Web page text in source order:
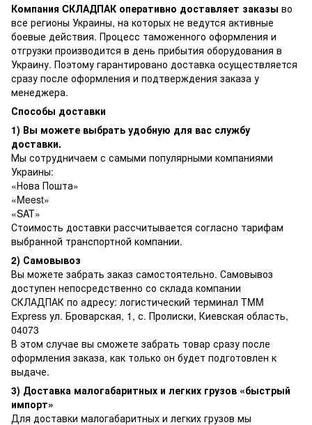
Компания CКЛАДПАК оперативно доставляет заказы во
все регионы Украины, на которых не ведутся активные
боевые действия. Процесс таможенного оформления и
отгрузки производится в день прибытия оборудования в
Украину. Поэтому гарантировано доставка осуществляется
сразу после оформления и подтверждения заказа у
менеджера.
Способы доставки
1) Вы можете выбрать удобную для вас службу
доставки.
Мы сотрудничаем с самыми популярными компаниями
Украины:
«Нова Пошта»
«Meest»
«SAT»
Стоимость доставки рассчитывается согласно тарифам
выбранной транспортной компании.
2) Самовывоз
Вы можете забрать заказ самостоятельно. Самовывоз
доступен непосредственно со склада компании
СКЛАДПАК по адресу: логистический терминал TMM
Express ул. Броварская, 1, с. Пролиски, Киевская область,
04073
В этом случае вы сможете забрать товар сразу после
оформления заказа, как только он будет подготовлен к
выдаче.
3) Доставка малогабаритных и легких грузов «быстрый
импорт»
Для доставки малогабаритных и легких грузов мы